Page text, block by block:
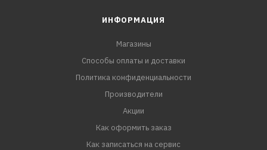
ИНФОРМАЦИЯ
Магазины
Способы оплаты и доставки
Политика конфиденциальности
Производители
Акции
Как оформить заказ
Как записаться на сервис